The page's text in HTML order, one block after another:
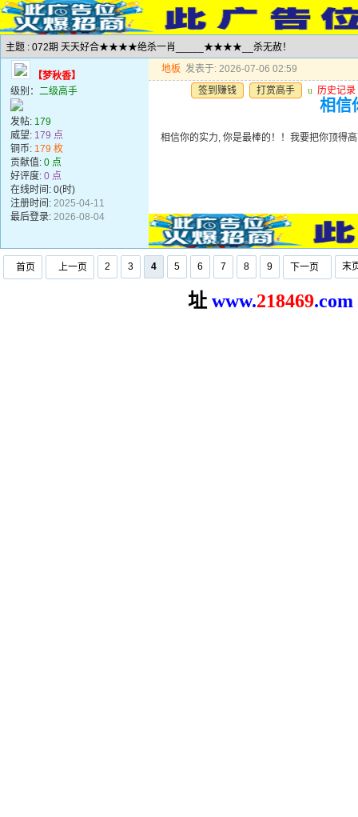
主题 : 072期 天天好合★★★★绝杀一肖_____★★★★__杀无赦！
【梦秋香】
级别： 二级高手
发帖: 179
威望: 179 点
铜币: 179 枚
贡献值: 0 点
好评度: 0 点
在线时间: 0(时)
注册时间: 2025-04-11
最后登录: 2026-08-04
地板 发表于: 2026-07-06 02:59
签到赚钱
打赏高手 u 历史记录
相信
相信你的实力, 你是最棒的！！我要把你顶得
首页 上一页 2 3 4 5 6 7 8 9 下一页 末
址 www.218469.com